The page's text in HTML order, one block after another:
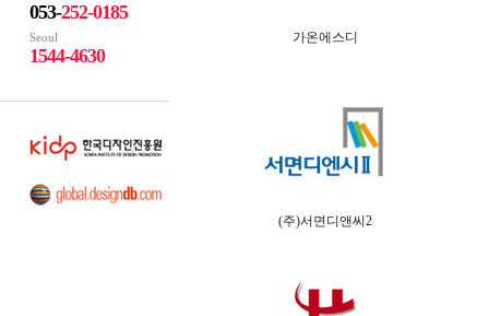
053-252-0185
Seoul
1544-4630
가온에스디
(주)서면디앤씨2